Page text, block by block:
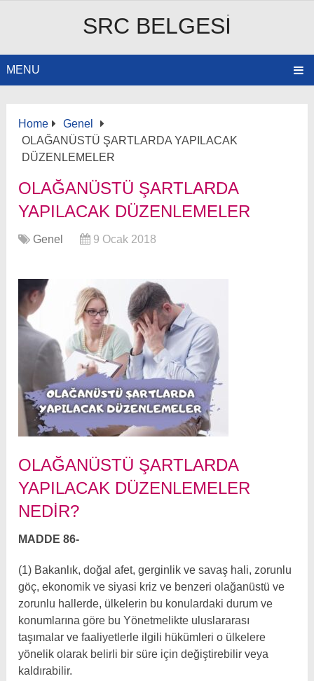
SRC BELGESI
MENU
Home
Genel
OLAĞANÜSTÜ ŞARTLARDA YAPILACAK
DÜZENLEMELER
OLAĞANÜSTÜ ŞARTLARDA
YAPILACAK DÜZENLEMELER
Genel 9 Ocak 2018
OLAĞANÜSTÜ ŞARTLARDA
YAPILACAK DÜZENLEMELER
NEDIR?
MADDE 86-
(1) Bakanlık, doğal afet, gerginlik ve savaş hali, zorunlu
göç, ekonomik ve siyasi kriz ve benzeri olağanüstü ve
zorunlu hallerde, ülkelerin bu konulardaki durum ve
konumlarına göre bu Yönetmelikte uluslararası
taşımalar ve faaliyetlerle ilgili hükümleri o ülkelere
yönelik olarak belirli bir süre için değiştirebilir veya
kaldırabilir.